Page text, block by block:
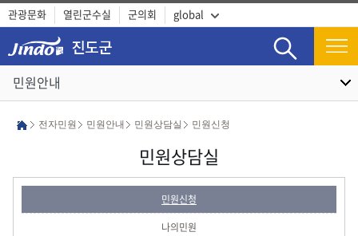
검색
관광문화 열린군수실 군의회 global
민원안내
전자민원 민원안내 민원상담실 민원신청
민원상담실
민원신청
나의민원